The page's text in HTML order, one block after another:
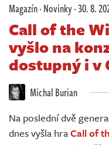
Redakce
Živě
Magazín·Novinky·30. 8.
Call of the
vyšlo na
dostupný i v
Michal Burian
Na poslední dvě
dnes vyšla hraCall of